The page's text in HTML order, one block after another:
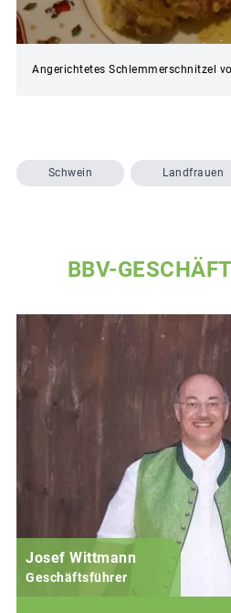
Angerichtetes Schlemmerschnitzel
Schwein Landfrauen
BBV-
Josef Wittmann
Geschäftsführer